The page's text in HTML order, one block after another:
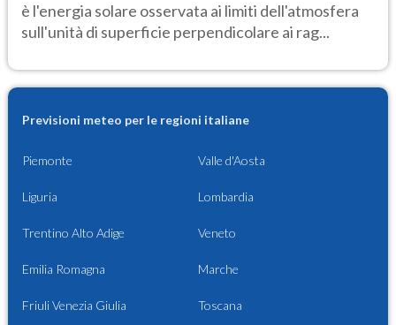
è l'energia solare osservata ai limiti dell'atmosfera
sull'unità di superficie perpendicolare ai rag...
Previsioni meteo per le regioni italiane
Piemonte Valle d'Aosta
Liguria Lombardia
Trentino Alto Adige Veneto
Emilia Romagna Marche
Friuli Venezia Giulia Toscana